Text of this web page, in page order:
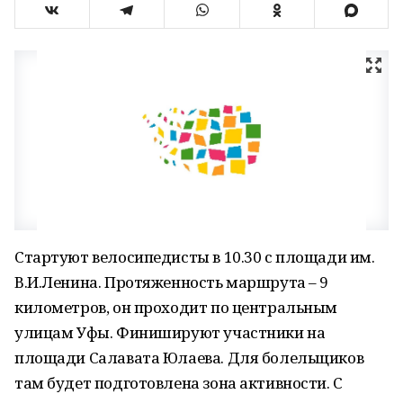
Стартуют велосипедисты в 10.30 с площади им.
В.И.Ленина. Протяженность маршрута – 9
километров, он проходит по центральным
улицам Уфы. Финишируют участники на
площади Салавата Юлаева. Для болельщиков
там будет подготовлена зона активности. С